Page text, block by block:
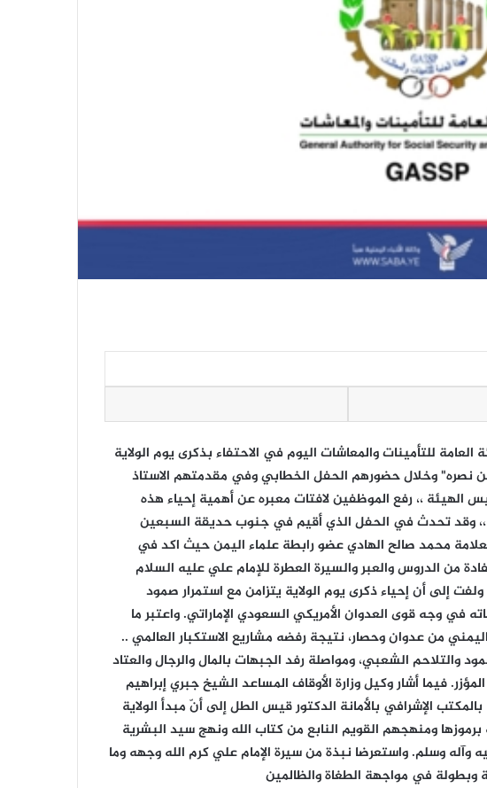
للتأمينات والمعاشات اليوم في الاحتفاء بذكرى يوم الولاية
نصره" وخلال حضورهم الحفل الخطابي وفي مقدمتهم الاستاذ
الهيئة ،، رفع الموظفين لافتات معبره عن أهمية إحياء هذه
،، وقد تحدث في الحفل الذي أقيم في جنوب حديقة السبعين
محمد صالح الهادي عضو رابطة علماء اليمن حيث اكد في
من الدروس والعبر والسيرة العطرة للإمام علي عليه السلام
إلى أن إحياء ذكرى يوم الولاية يتزامن مع استمرار صمود
في وجه قوى العدوان الأمريكي السعودي الإماراتي. واعتبر ما
من عدوان وحصار، نتيجة رفضه مشاريع الاستكبار العالمي ..
والتلاحم الشعبي، ومواصلة رفد الجبهات بالمال والرجال والعتاد
فيما أشار وكيل وزارة الأوقاف المساعد الشيخ جبري إبراهيم
الإشرافي بالأمانة الدكتور قيس الطل إلى أنّ مبدأ الولاية
ومنهجهم القويم النابع من كتاب الله ونهج سيد البشرية
وآله وسلم. واستعرضا نبذة من سيرة الإمام علي كرم الله وجهه وما
في مواجهة الطغاة والظالمين
اختتام منافسات الدوري التنشيطي الأول
لموظفي الهيئة للعام 2026م
الدوري التنشيطي الأول لموظفي الهيئة
يزداد إثارة .. وفريق البيانات ينفرد بالصدارة
قيادة الهيئة تحضر تكريم الأستاذة إيمان
شعيب بمناسبة انتهاء خدمتها الوظيفية